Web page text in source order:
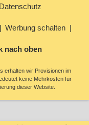
Datenschutz
Werbung schalten
nach oben
erhalten wir Provisionen im
keine Mehrkosten für
dieser Website.